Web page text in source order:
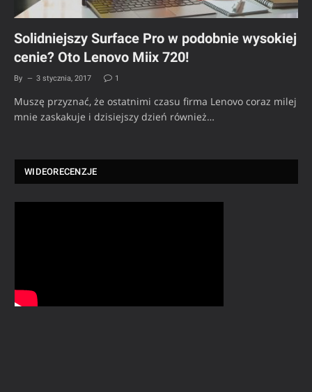
Solidniejszy Surface Pro w podobnie wysokiej
cenie? Oto Lenovo Miix 720!
By 3 stycznia, 2017 1
Muszę przyznać, że ostatnimi czasu firma Lenovo coraz milej
mnie zaskakuje i dzisiejszy dzień również…
WIDEORECENZJE